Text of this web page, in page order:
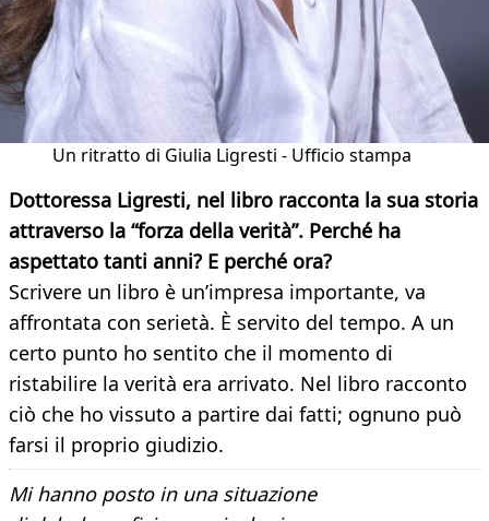
Un ritratto di Giulia Ligresti - Ufficio stampa
Dottoressa Ligresti, nel libro racconta la sua storia
attraverso la “forza della verità”. Perché ha
aspettato tanti anni? E perché ora?
Scrivere un libro è un’impresa importante, va
affrontata con serietà. È servito del tempo. A un
certo punto ho sentito che il momento di
ristabilire la verità era arrivato. Nel libro racconto
ciò che ho vissuto a partire dai fatti; ognuno può
farsi il proprio giudizio.
Mi hanno posto in una situazione